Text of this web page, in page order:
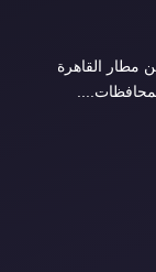
القاهرة